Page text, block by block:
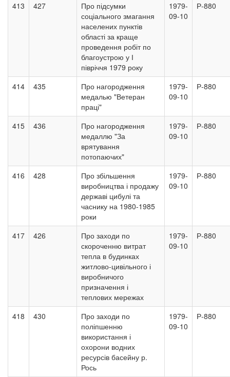
413 427
Про підсумки
соціального змагання
населених пунктів
області за краще
проведення робіт по
благоустрою у І
півріччя 1979 року
1979-
09-10
Р-880
414 435
Про нагородження
медалью "Ветеран
праці"
1979-
09-10
Р-880
415 436
Про нагородження
медаллю "За
врятування
потопаючих"
1979-
09-10
Р-880
416 428
Про збільшення
виробництва і продажу
державі цибулі та
часнику на 1980-1985
роки
1979-
09-10
Р-880
417 426
Про заходи по
скороченню витрат
тепла в будинках
житлово-цивільного і
виробничого
призначення і
теплових мережах
1979-
09-10
Р-880
418 430
Про заходи по
поліпшенню
використання і
охорони водних
ресурсів басейну р.
Рось
1979-
09-10
Р-880